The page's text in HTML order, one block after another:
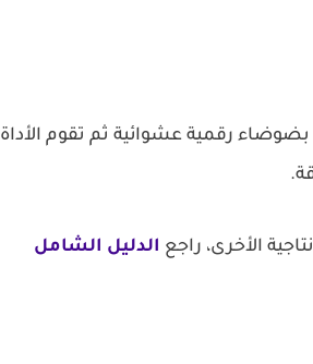
بضوضاء رقمية عشوائية ثم تقوم الأداة
الأخرى، راجع الدليل الشامل